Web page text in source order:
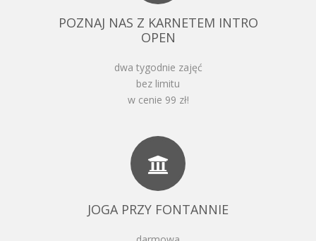
POZNAJ NAS Z KARNETEM INTRO
OPEN
dwa tygodnie zajęć
bez limitu
w cenie 99 zł!
JOGA PRZY FONTANNIE